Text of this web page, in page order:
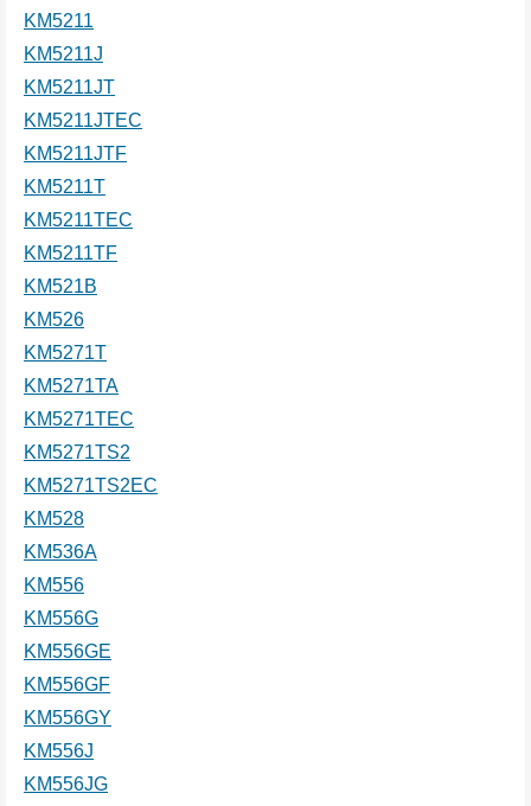
KM5211
KM5211J
KM5211JT
KM5211JTEC
KM5211JTF
KM5211T
KM5211TEC
KM5211TF
KM521B
KM526
KM5271T
KM5271TA
KM5271TEC
KM5271TS2
KM5271TS2EC
KM528
KM536A
KM556
KM556G
KM556GE
KM556GF
KM556GY
KM556J
KM556JG